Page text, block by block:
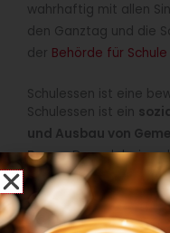
wahrhaftig mit allen
den Ganztag und die
der Behörde für
Schulessen ist eine
Schulessen ist ein
und Ausbau von
Pause. Dass dabei
und
werden, unterstreicht
gemeinsamen